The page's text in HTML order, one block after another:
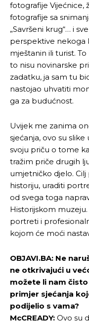
fotografije Vijećnice,
fotografije sa
„Savršeni krug“… i
perspektive nekoga
mještanin ili turist.
to nisu novinarske
zadatku, ja sam tu
nastojao uhvatiti
ga za budućnost.
Uvijek me zanima
sjećanja, ovo su
svoju priču o tome
tražim priče drugih
umjetničko djelo.
historiju, uraditi
od svega toga
Historijskom
portreti i
kojom će moći
OBJAVI.BA: Ne
ne otkrivajući u
možete li nam
primjer sjećanja
podijelio s vama?
McCREADY: Ovo su